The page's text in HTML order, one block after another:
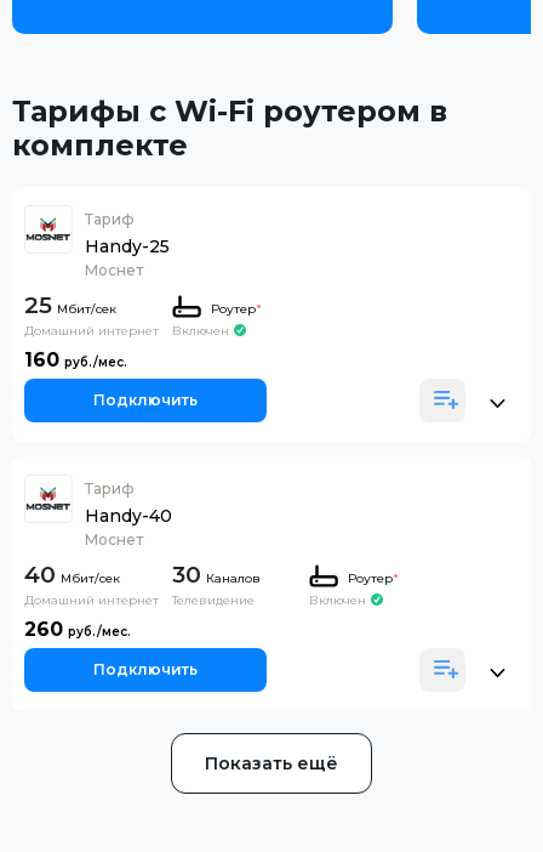
Тарифы с Wi-Fi роутером в
комплекте
Тариф
Handy-25
Моснет
25
Домашний интернет
Роутер*
Включен
160
Подключить
Тариф
Handy-40
Моснет
40
Домашний интернет
30 Каналов
Телевидение
Роутер*
Включен
260
Подключить
Показать ещё